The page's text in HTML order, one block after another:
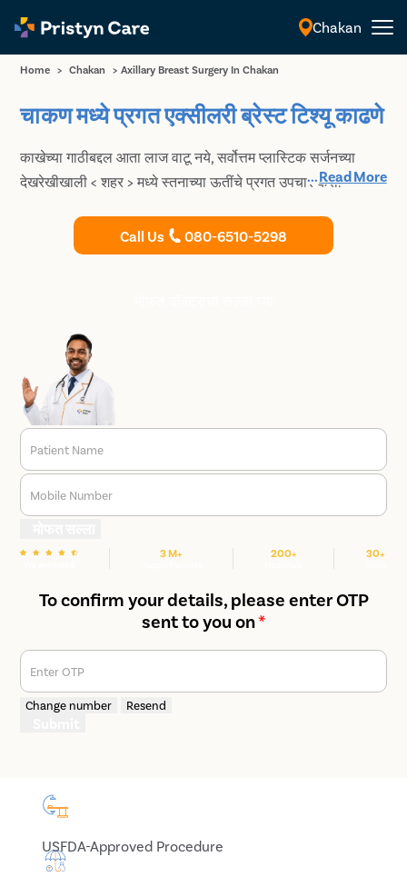
Chakan
Home > Chakan > Axillary Breast Surgery In Chakan
चाकण मध्ये प्रगत एक्सीलरी ब्रेस्ट टिश्यू काढणे
काखेच्या गाठीबद्दल आता लाज वाटू नये, सर्वोत्तम प्लास्टिक सर्जनच्या
देखरेखीखाली < शहर > मध्ये स्तनाच्या ऊतींचे प्रगत उपचार करा.
...Read More
Call Us 080-6510-5298
Patient Name
Mobile Number
3 M+ 200+ 30+
To confirm your details, please enter OTP
sent to you on*
Enter OTP
Change number Resend
USFDA-Approved Procedure